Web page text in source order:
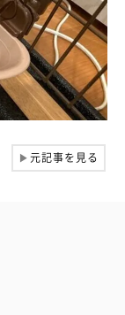
▶元記事を見る